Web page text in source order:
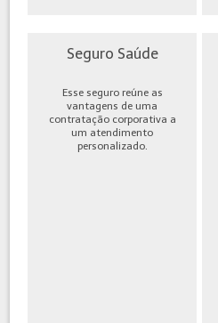
Seguro Saúde
Esse seguro reúne as
vantagens de uma
contratação corporativa a
um atendimento
personalizado.